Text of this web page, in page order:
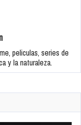
peliculas, series de
y la naturaleza.